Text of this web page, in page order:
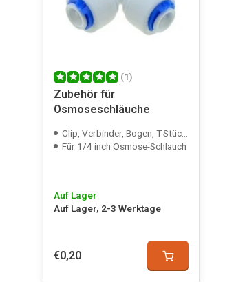
(1)
Zubehör für
Osmoseschläuche
Clip, Verbinder, Bogen, T-Stück/Abzweig und Hahn
Für 1/4 inch Osmose-Schlauch
Auf Lager
Auf Lager, 2-3 Werktage
€0,20